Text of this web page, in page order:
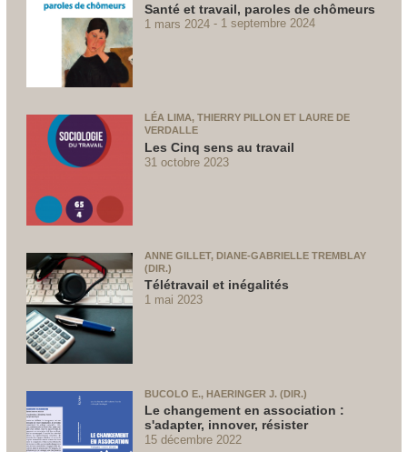
Santé et travail, paroles de chômeurs
1 mars 2024 1 septembre 2024
LÉA LIMA, THIERRY PILLON ET LAURE DE
VERDALLE
Les Cinq sens au travail
31 octobre 2023
ANNE GILLET, DIANE-GABRIELLE TREMBLAY
(DIR.)
Télétravail et inégalités
1 mai 2023
BUCOLO E., HAERINGER J. (DIR.)
Le changement en association :
s'adapter, innover, résister
15 décembre 2022